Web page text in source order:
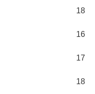
18
16
17
18